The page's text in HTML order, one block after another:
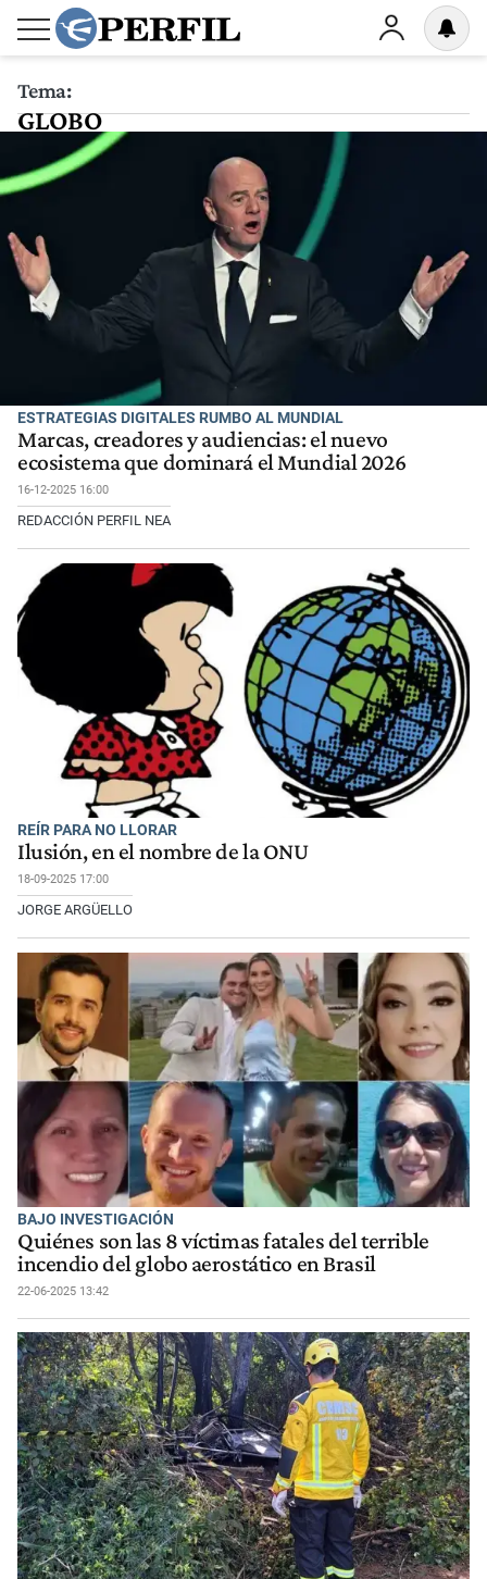
Tema:
GLOBO
ESTRATEGIAS DIGITALES RUMBO AL MUNDIAL
Marcas, creadores y audiencias: el nuevo
ecosistema que dominará el Mundial 2026
16-12-2025 16:00
REDACCIÓN PERFIL NEA
REÍR PARA NO LLORAR
Ilusión, en el nombre de la ONU
18-09-2025 17:00
JORGE ARGÜELLO
BAJO INVESTIGACIÓN
Quiénes son las 8 víctimas fatales del terrible
incendio del globo aerostático en Brasil
22-06-2025 13:42